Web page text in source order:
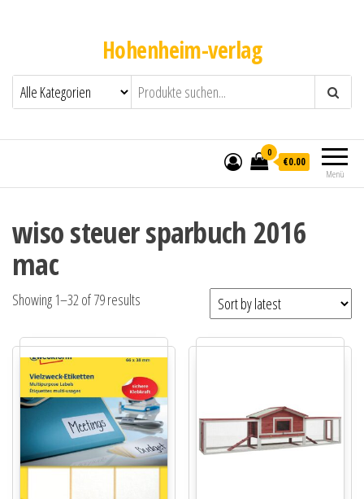
Hohenheim-verlag
Menü
0
€0.00
wiso steuer sparbuch 2016
mac
Showing 1–32 of 79 results